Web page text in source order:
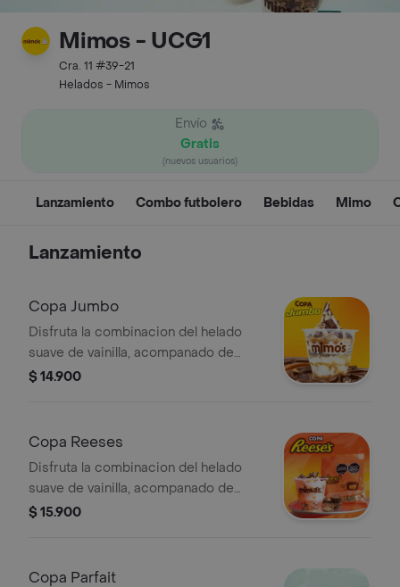
Mimos - UCG1
Cra. 11 #39-21
Helados - Mimos
Envío
Gratis
(nuevos usuarios)
Lanzamiento Combo futbolero Bebidas Mimo
Lanzamiento
Copa Jumbo
Disfruta la combinacion del helado
suave de vainilla, acompanado de
trozos de chocolatina Jumbo, salsa de
de
$ 14.900
Copa Reeses
Disfruta la combinacion del helado
suave de vainilla, acompanado de
helado de vainilla con trozos de
$ 15.900
Copa Parfait